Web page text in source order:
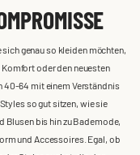
genau so kleiden möchten,
oder den neuesten
40-64 mit einem Verständnis
so gut sitzen, wie sie
Blusen bis hin zu Bademode,
und Accessoires. Egal, ob